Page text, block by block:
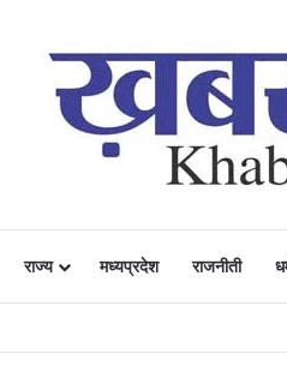
राज्य मध्यप्रदेश राजनीती
में उत्साह, नैनो डीएपी और नैनो यूरिया बने